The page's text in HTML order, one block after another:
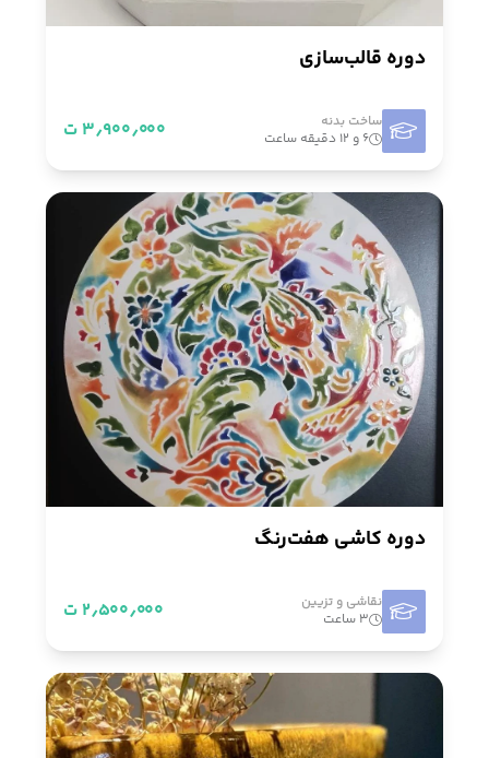
دوره قالب‌سازی
ساخت بدنه
۶ و ۱۲ دقیقه ساعت
۳٫۹۰۰٫۰۰۰ ت
دوره کاشی هفت‌رنگ
نقاشی و تزيین
۳ ساعت
۲٫۵۰۰٫۰۰۰ ت